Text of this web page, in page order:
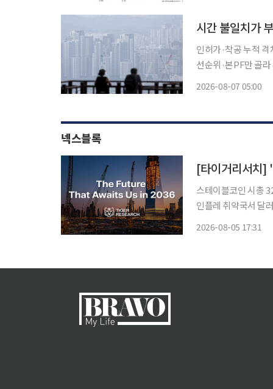
시간 불일치가
인허가·착공 누적
선순위·본PF만 골라 투자 프로젝트파이낸싱(PF) 건전성 규제가 내년
2026-08-07 05:00
넥스블록
스테이블코인 시총
인플레 취약국서 달
2026-08-05 17:31